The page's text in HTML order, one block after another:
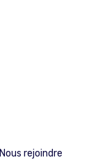
Nous rejoindre